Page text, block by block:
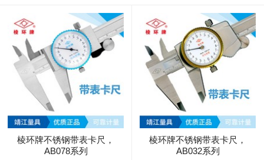
棱环牌不锈钢带表卡尺，
AB078系列
棱环牌不锈钢带表卡尺，
AB032系列